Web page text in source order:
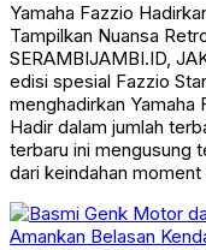
Tampilkan Nuansa
SERAMBIJAMBI.ID,
edisi spesial Fazzio
menghadirkan Yamaha
Hadir dalam jumlah
terbaru ini mengusung
dari keindahan
Berita Daerah Tanjab